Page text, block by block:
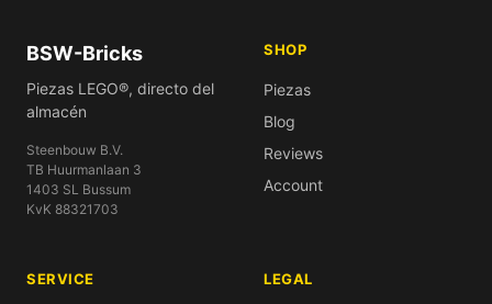
BSW-Bricks
Piezas LEGO®, directo del
almacén
Steenbouw B.V.
TB Huurmanlaan 3
1403 SL Bussum
KvK 88321703
SHOP
Piezas
Blog
Reviews
Account
SERVICE LEGAL